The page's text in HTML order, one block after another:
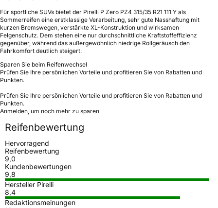
Für sportliche SUVs bietet der Pirelli P Zero PZ4 315/35 R21 111 Y als
Sommerreifen eine erstklassige Verarbeitung, sehr gute Nasshaftung mit
kurzen Bremswegen, verstärkte XL-Konstruktion und wirksamen
Felgenschutz. Dem stehen eine nur durchschnittliche Kraftstoffeffizienz
gegenüber, während das außergewöhnlich niedrige Rollgeräusch den
Fahrkomfort deutlich steigert.
Sparen Sie beim Reifenwechsel
Prüfen Sie Ihre persönlichen Vorteile und profitieren Sie von Rabatten und
Punkten.
Prüfen Sie Ihre persönlichen Vorteile und profitieren Sie von Rabatten und
Punkten.
Anmelden, um noch mehr zu sparen
Reifenbewertung
Hervorragend
Reifenbewertung
9,0
Kundenbewertungen
9,8
Hersteller Pirelli
8,4
Redaktionsmeinungen